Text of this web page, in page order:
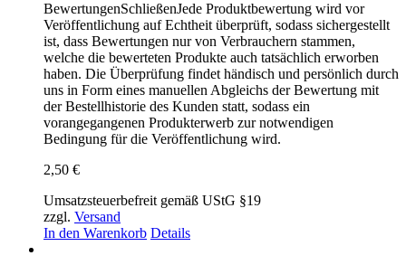
BewertungenSchließenJede Produktbewertung wird vor
Veröffentlichung auf Echtheit überprüft, sodass sichergestellt
ist, dass Bewertungen nur von Verbrauchern stammen,
welche die bewerteten Produkte auch tatsächlich erworben
haben. Die Überprüfung findet händisch und persönlich durch
uns in Form eines manuellen Abgleichs der Bewertung mit
der Bestellhistorie des Kunden statt, sodass ein
vorangegangenen Produkterwerb zur notwendigen
Bedingung für die Veröffentlichung wird.
2,50 €
Umsatzsteuerbefreit gemäß UStG §19
zzgl. Versand
In den Warenkorb Details